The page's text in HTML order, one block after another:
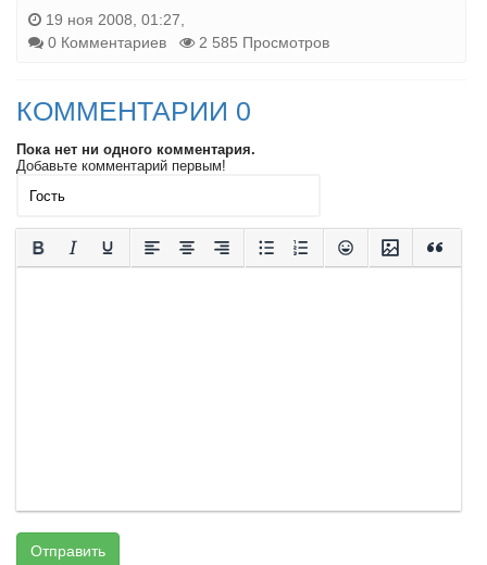
19 ноя 2008, 01:27,
0 Комментариев
2 585 Просмотров
КОММЕНТАРИИ 0
Пока нет ни одного комментария.
Добавьте комментарий первым!
Отправить